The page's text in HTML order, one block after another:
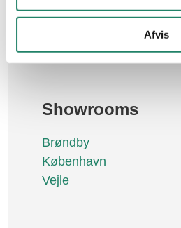
Afvis
Betingelser
Naturskifer
Downloads
Showrooms
Brøndby
København
Vejle